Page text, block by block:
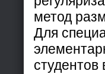
метод
Для
студентов